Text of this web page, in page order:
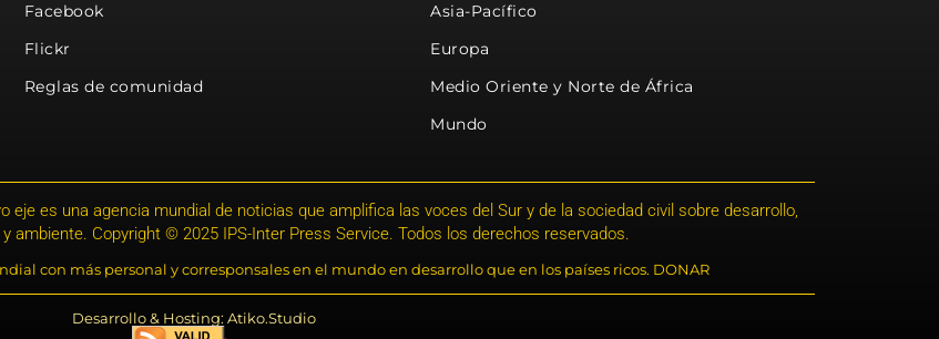
Facebook
Flickr
Reglas de comunidad
Asia-Pacífico
Europa
Medio Oriente y Norte de África
Mundo
eje es una agencia mundial de noticias que amplifica las voces del Sur y de la sociedad civil sobre desarrollo,
ambiente. Copyright © 2025 IPS-Inter Press Service. Todos los derechos reservados.
con más personal y corresponsales en el mundo en desarrollo que en los países ricos. DONAR
Desarrollo & Hosting: Atiko.Studio